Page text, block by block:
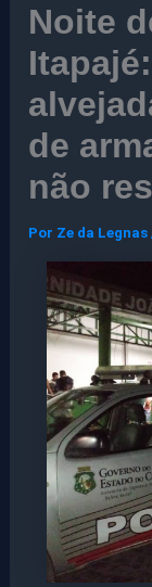
Noite
de
não
Por Ze da Legnas